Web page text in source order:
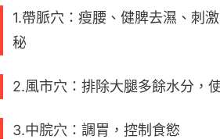
1.帶脈穴：瘦腰、健脾去濕、刺
秘
2.風市穴：排除大腿多餘水分，
3.中脘穴：調胃，控制食慾